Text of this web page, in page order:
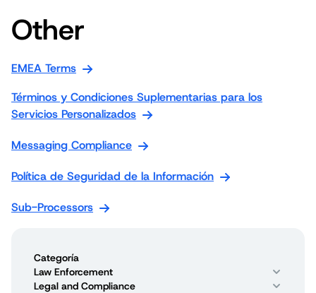
Other
EMEA Terms
Términos y Condiciones Suplementarias para los
Servicios Personalizados
Messaging Compliance
Política de Seguridad de la Información
Sub-Processors
Categoría
Law Enforcement
Legal and Compliance